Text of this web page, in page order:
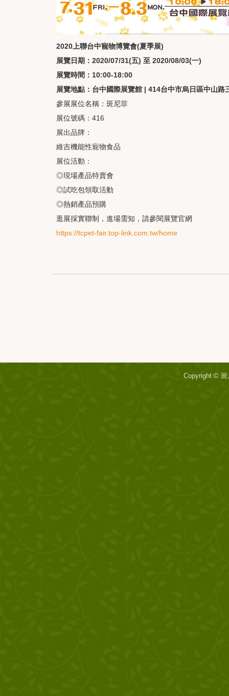
2020 上聯台中寵物博覽會(夏季展)
展覽日期：2020/07/31(五) 至 2020/08/03(一)
展覽時間：10:00-18:00
展覽地點：台中國際展覽館 | 414台中市烏日區中山路
參展展位名稱：斑尼菲
展位號碼：416
展出品牌：
維吉機能性寵物食品
展位活動：
◎現場產品特賣會
◎試吃包領取活動
◎熱銷產品預購
逛展採實聯制，進場需知，請參閱展覽官網
https://tcpet-fair.top-link.com.tw/home
Copyright ©